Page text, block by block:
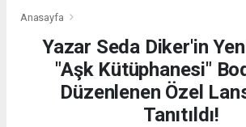
Anasayfa
Yazar Seda Diker'in
"Aşk Kütüphanesi"
Düzenlenen Özel
Tanıtıldı!